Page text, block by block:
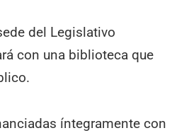
del Legislativo
con una biblioteca que
íntegramente con